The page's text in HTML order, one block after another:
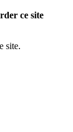
ce site
site.